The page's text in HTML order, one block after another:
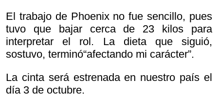
El trabajo de Phoenix no fue sencillo, pues
tuvo que bajar cerca de 23 kilos para
interpretar el rol. La dieta que siguió,
sostuvo, terminó“afectando mi carácter”.
La cinta será estrenada en nuestro país el
día 3 de octubre.